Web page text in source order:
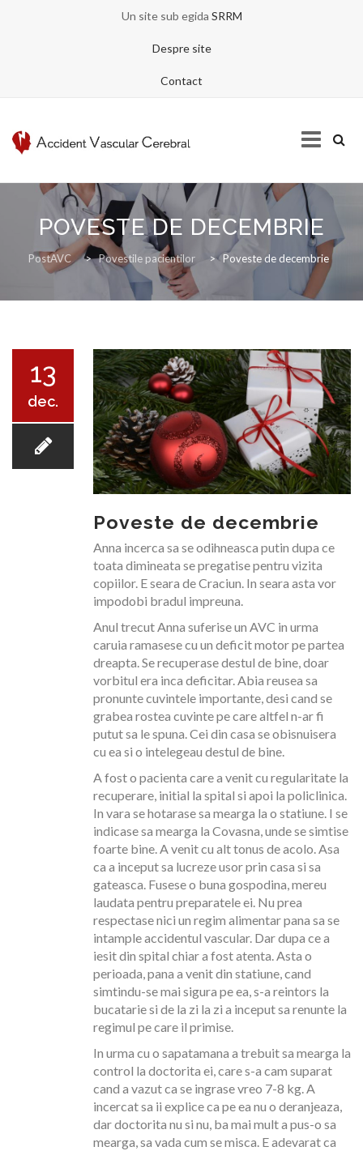
Un site sub egida SRRM
Despre site
Contact
content
DESPRE AVC
EVALUARE AVC
RECUPERARE
POVESTE DE DECEMBRIE
PostAVC > Povestile pacientilor > Poveste de decembrie
13
dec.
Poveste de decembrie
Anna incerca sa se odihneasca putin dupa ce
toata dimineata se pregatise pentru vizita
copiilor. E seara de Craciun. In seara asta vor
impodobi bradul impreuna.
Anul trecut Anna suferise un AVC in urma
caruia ramasese cu un deficit motor pe partea
dreapta. Se recuperase destul de bine, doar
vorbitul era inca deficitar. Abia reusea sa
pronunte cuvintele importante, desi cand se
grabea rostea cuvinte pe care altfel n-ar fi
putut sa le spuna. Cei din casa se obisnuisera
cu ea si o intelegeau destul de bine.
A fost o pacienta care a venit cu regularitate la
recuperare, initial la spital si apoi la policlinica.
In vara se hotarase sa mearga la o statiune. I se
indicase sa mearga la Covasna, unde se simtise
foarte bine. A venit cu alt tonus de acolo. Asa
ca a inceput sa lucreze usor prin casa si sa
gateasca. Fusese o buna gospodina, mereu
laudata pentru preparatele ei. Nu prea
respectase nici un regim alimentar pana sa se
intample accidentul vascular. Dar dupa ce a
iesit din spital chiar a fost atenta. Asta o
perioada, pana a venit din statiune, cand
simtindu-se mai sigura pe ea, s-a reintors la
bucatarie si de la zi la zi a inceput sa renunte la
regimul pe care il primise.
In urma cu o sapatamana a trebuit sa mearga la
control la doctorita ei, care s-a cam suparat
cand a vazut ca se ingrase vreo 7-8 kg. A
incercat sa ii explice ca pe ea nu o deranjeaza,
dar doctorita nu si nu, ba mai mult a pus-o sa
mearga, sa vada cum se misca. E adevarat ca